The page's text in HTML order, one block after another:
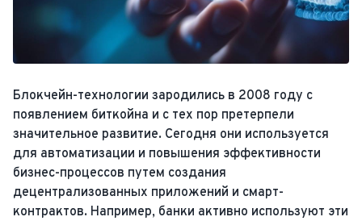
Блокчейн-технологии зародились в 2008 году с
появлением биткойна и с тех пор претерпели
значительное развитие. Сегодня они используется
для автоматизации и повышения эффективности
бизнес-процессов путем создания
децентрализованных приложений и смарт-
контрактов. Например, банки активно используют эти